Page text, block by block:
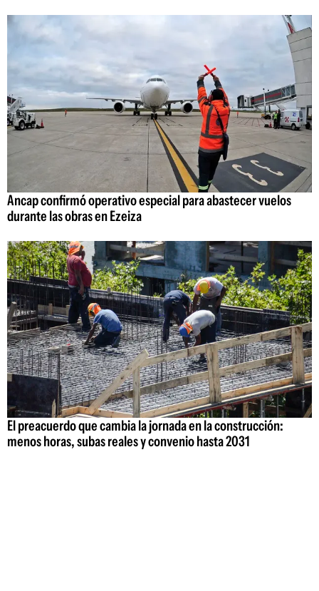
Ancap confirmó operativo especial para abastecer vuelos
durante las obras en Ezeiza
El preacuerdo que cambia la jornada en la construcción:
menos horas, subas reales y convenio hasta 2031